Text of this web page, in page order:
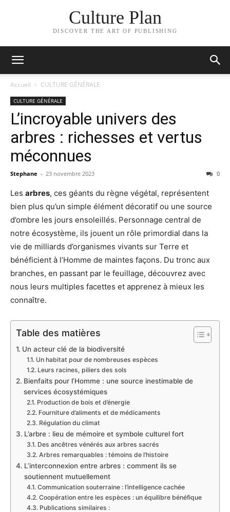
Culture Plan
DISCOVER THE ART OF PUBLISHING
Accueil CULTURE GÉNÉRALE
CULTURE GÉNÉRALE
L’incroyable univers des
arbres : richesses et vertus
méconnues
Stephane - 23 novembre 2023 0
Les arbres, ces géants du règne végétal, représentent
bien plus qu’un simple élément décoratif ou une source
d’ombre les jours ensoleillés. Personnage central de
notre écosystème, ils jouent un rôle primordial dans la
vie de milliards d’organismes vivants sur Terre et
bénéficient à l’Homme de maintes façons. Du tronc aux
branches, en passant par le feuillage, découvrez avec
nous leurs multiples facettes et apprenez à mieux les
connaître.
Table des matières
Un acteur clé de la biodiversité
Un habitat pour de nombreuses espèces
Leurs racines, piliers des sols
Bienfaits pour l’Homme : une source inestimable de
services écosystémiques
Production de bois et d’énergie
Fourniture d’aliments et de médicaments
Régulation du climat
L’arbre : lieu de mémoire et symbole culturel fort
Des ancêtres vénérés aux arbres sacrés
Arbres remarquables : témoins de l’histoire
L’interconnexion entre arbres : comment ils se
soutiennent mutuellement
Communication souterraine : l’intelligence cachée
Coopération entre les espèces : un équilibre bénéfique
Publications similaires :